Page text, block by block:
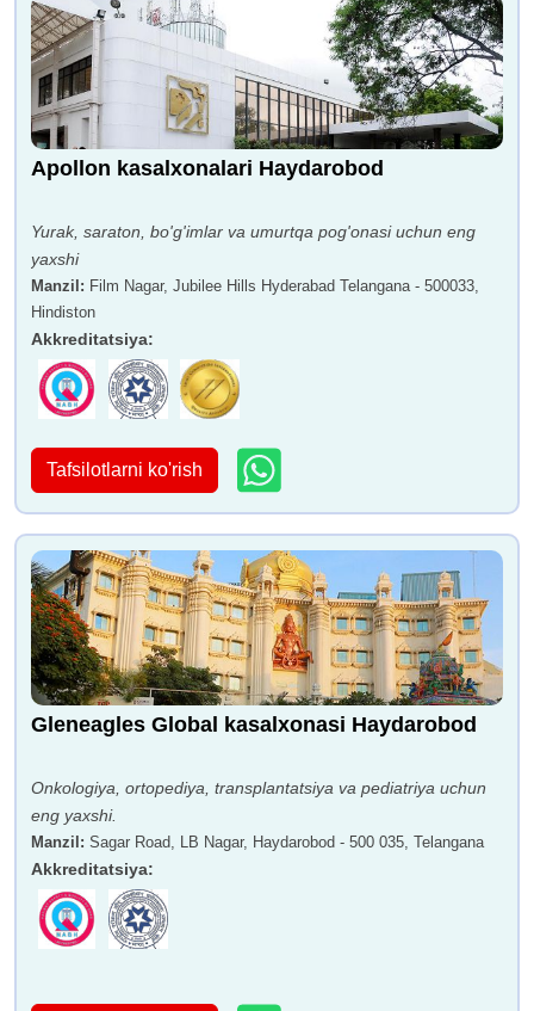
Apollon kasalxonalari Haydarobod
Yurak, saraton, bo'g'imlar va umurtqa pog'onasi uchun eng
yaxshi
Manzil : Film Nagar, Jubilee Hills Hyderabad Telangana - 500033,
Hindiston
Akkreditatsiya:
Tafsilotlarni ko'rish
Gleneagles Global kasalxonasi Haydarobod
Onkologiya, ortopediya, transplantatsiya va pediatriya uchun
eng yaxshi.
Manzil : Sagar Road, LB Nagar, Haydarobod - 500 035, Telangana
Akkreditatsiya: